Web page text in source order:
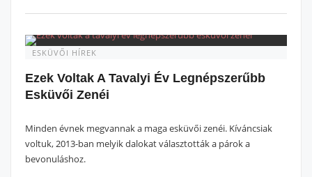
ESKÜVŐI HÍREK
Ezek Voltak A Tavalyi Év Legnépszerűbb
Esküvői Zenéi
Minden évnek megvannak a maga esküvői zenéi. Kíváncsiak
voltuk, 2013-ban melyik dalokat választották a párok a
bevonuláshoz.